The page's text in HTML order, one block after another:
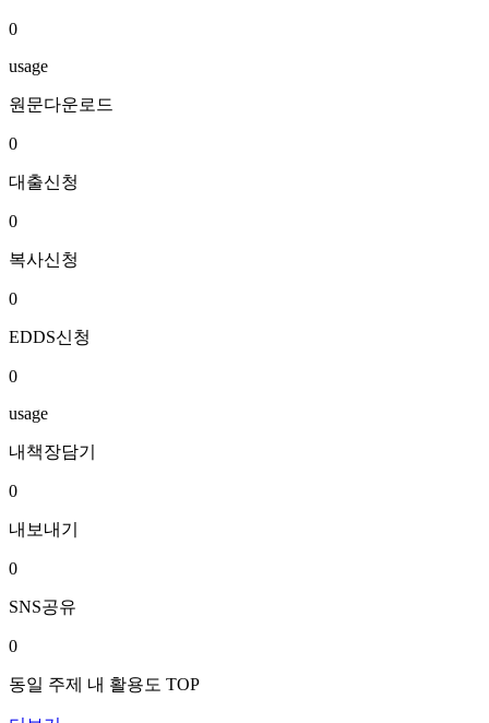
0
usage
원문다운로드
0
대출신청
0
복사신청
0
EDDS신청
0
usage
내책장담기
0
내보내기
0
SNS공유
0
동일 주제 내 활용도 TOP